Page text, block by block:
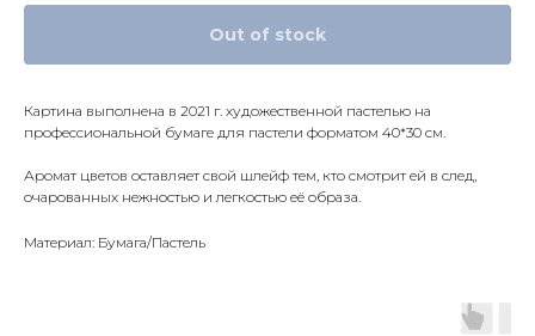
Out of stock
Картина выполнена в 2021 г. художественной пастелью на
профессиональной бумаге для пастели форматом 40*30 см.
Аромат цветов оставляет свой шлейф тем, кто смотрит ей в след,
очарованных нежностью и легкостью её образа.
Материал: Бумага/Пастель